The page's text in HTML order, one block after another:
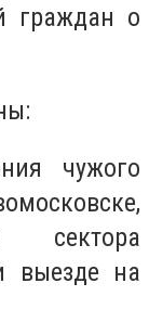
граждан о
чужого
сектора
выезде на